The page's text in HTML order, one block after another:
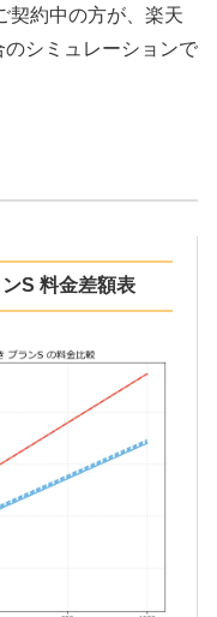
契約中の方が、楽天
シミュレーションで
S 料金差額表